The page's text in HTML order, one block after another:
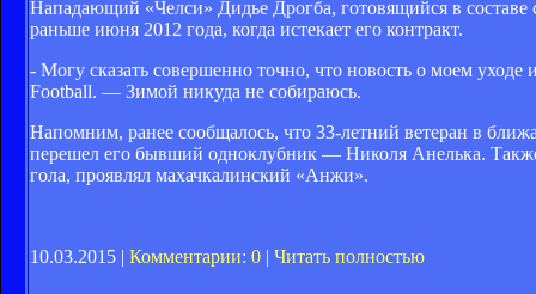
Нападающий «Челси» Дидье Дрогба, готовящийся в составе
раньше июня 2012 года, когда истекает его контракт.
- Могу сказать совершенно точно, что новость о моем
Football. — Зимой никуда не собираюсь.
Напомним, ранее сообщалось, что 33-летний ветеран в
перешел его бывший одноклубник — Николя Анелька.
гола, проявлял махачкалинский «Анжи».
10.03.2015 | Комментарии: 0 Читать полностью